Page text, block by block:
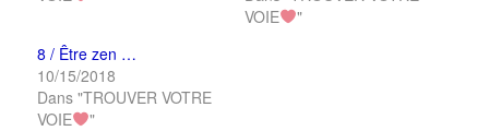
VOIE
"
8 / Être zen …
10/15/2018
Dans "TROUVER VOTRE
VOIE
"